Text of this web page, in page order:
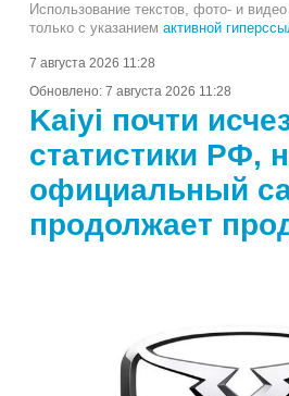
Использование текстов, фото- и
только с указанием активной
7 августа 2026 11:28
Обновлено: 7 августа 2026 11:28
Kaiyi почти
статистики РФ,
официальный
продолжает